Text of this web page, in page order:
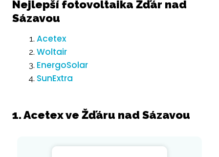
Nejlepší fotovoltaika Žďár nad
Sázavou
Acetex
Woltair
EnergoSolar
SunExtra
1. Acetex ve Žďáru nad Sázavou